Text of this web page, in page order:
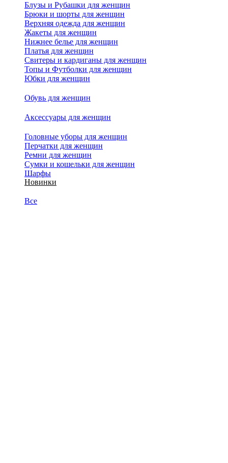
Блузы и Рубашки для женщин
Брюки и шорты для женщин
Верхняя одежда для женщин
Жакеты для женщин
Нижнее белье для женщин
Платья для женщин
Свитеры и кардиганы для женщин
Топы и Футболки для женщин
Юбки для женщин
Обувь для женщин
Аксессуары для женщин
Головные уборы для женщин
Перчатки для женщин
Ремни для женщин
Сумки и кошельки для женщин
Шарфы
Новинки
Все